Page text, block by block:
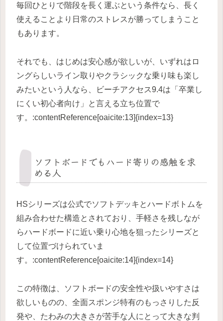
毎回ひとりで階段を長く運ぶという条件なら、長く
使えることより日常のストレスが勝ってしまうこと
もあります。
それでも、はじめは安心感が欲しいが、いずれはロ
ングらしいライン取りやクラシックな乗り味も楽し
みたいという人なら、ビーチアクセス9.4は「卒業し
にくい初心者向け」と言える立ち位置で
す。:contentReference[oaicite:13]{index=13}
ソフトボードでもハード寄りの感触を求
める人
HSシリーズは公式でソフトデッキとハードボトムを
組み合わせた構造とされており、手軽さを残しなが
らハードボードに近い乗り心地を狙ったシリーズと
して位置づけられていま
す。:contentReference[oaicite:14]{index=14}
この特徴は、ソフトボードの安全性や扱いやすさは
欲しいものの、全面スポンジ特有のもっさりした反
発や、たわみの大きさが苦手な人にとって大きな判